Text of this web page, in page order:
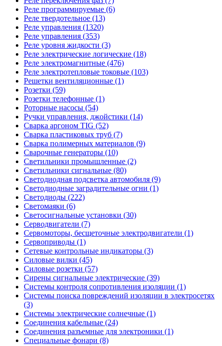
Реле программируемые (6)
Реле твердотельное (13)
Реле управления (1320)
Реле управления (353)
Реле уровня жидкости (3)
Реле электрические логические (18)
Реле электромагнитные (476)
Реле электротепловые токовые (103)
Решетки вентиляционные (1)
Розетки (59)
Розетки телефонные (1)
Роторные насосы (54)
Ручки управления, джойстики (14)
Сварка аргоном TIG (52)
Сварка пластиковых труб (7)
Сварка полимерных материалов (9)
Сварочные генераторы (10)
Светильники промышленные (2)
Светильники сигнальные (80)
Светодиодная подсветка автомобиля (9)
Светодиодные заградительные огни (1)
Светодиоды (222)
Светомаяки (6)
Светосигнальные установки (30)
Серводвигатели (7)
Сервомоторы, бесщеточные электродвигатели (1)
Сервоприводы (1)
Сетевые контрольные индикаторы (3)
Силовые вилки (45)
Силовые розетки (57)
Сирены сигнальные электрические (39)
Системы контроля сопротивления изоляции (1)
Системы поиска повреждений изоляции в электросетях
(3)
Системы электрические солнечные (1)
Соединения кабельные (24)
Соединения разъемные для электроники (1)
Специальные фонари (8)